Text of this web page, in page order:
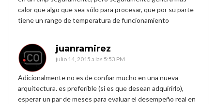
calor que algo que sea sólo para procesar, que por su parte
tiene un rango de temperatura de funcionamiento
juanramirez
julio 14, 2015 a las 5:53 PM
Adicionalmente no es de confiar mucho en una nueva
arquitectura. es preferible (si es que desean adquirirlo),
esperar un par de meses para evaluar el desempeño real en